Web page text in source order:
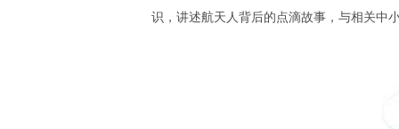
识，讲述航天人背后的点滴故事，与相关中